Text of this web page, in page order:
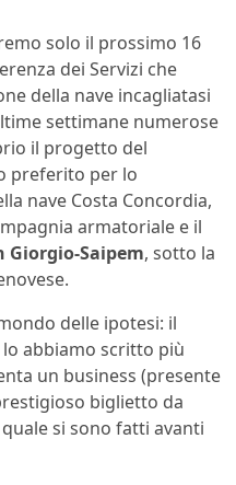
solo il prossimo 16
dei Servizi che
della nave incagliatasi
settimane numerose
il progetto del
preferito per lo
nave Costa Concordia,
armatoriale e il
Giorgio-Saipem, sotto la
delle ipotesi: il
abbiamo scritto più
un business (presente
biglietto da
si sono fatti avanti